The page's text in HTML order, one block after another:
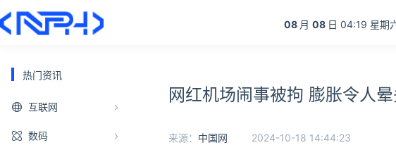
08 月 08 日 04:19 星期
热门资讯
互联网
数码
网红机场闹事被拘 膨胀令人
来源： 中国网 2024-10-18 14:44:23